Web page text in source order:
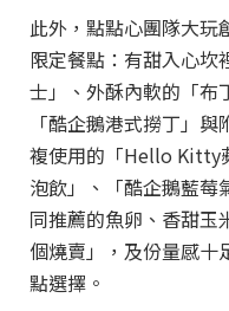
此外，點點心團隊大玩
限定餐點：有甜入心
士」、外酥內軟的「布
「酷企鵝港式撈丁」
複使用的「Hello Kitty
泡飲」、「酷企鵝藍莓
同推薦的魚卵、香甜玉
個燒賣」，及份量感十
點選擇。